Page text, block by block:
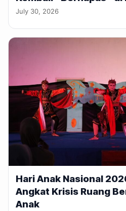
July 30, 2026
Hari Anak Nasional
Angkat Krisis Ruang
Anak